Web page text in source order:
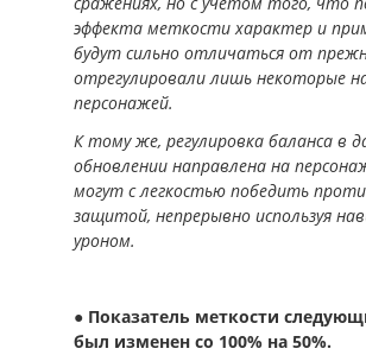
эффекта меткости характер и
будут сильно отличаться от
отрегулировали лишь некоторые
персонажей.
К тому же, регулировка баланса в
обновлении направлена на
могут с легкостью победить
защитой, непрерывно используя
уроном.
● Показатель меткости
был изменен со 100% на 50%.